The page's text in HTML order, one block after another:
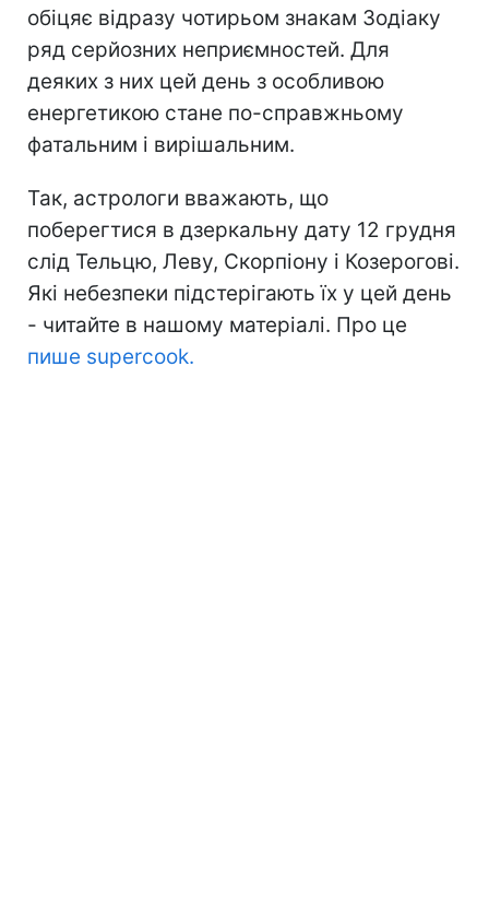
обіцяє відразу чотирьом знакам Зодіаку
ряд серйозних неприємностей. Для
деяких з них цей день з особливою
енергетикою стане по-справжньому
фатальним і вирішальним.
Так, астрологи вважають, що
поберегтися в дзеркальну дату 12 грудня
слід Тельцю, Леву, Скорпіону і Козерогові.
Які небезпеки підстерігають їх у цей день
- читайте в нашому матеріалі. Про це
пише supercook.